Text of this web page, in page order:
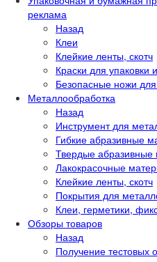
реклама
Назад
Клеи
Клейкие ленты, скотч
Краски для упаковки
Безопасные ножи
Металлообработка
Назад
Инструмент для
Гибкие абразивные
Твердые
Лакокрасочные
Клейкие ленты, скотч
Покрытия для
Клеи, герметики,
Обзоры товаров
Назад
Получение тестовых